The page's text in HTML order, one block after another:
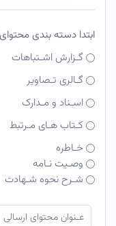
ابتدا دسته بندی
گـزارش اشـتباهات
گـالری تـصاویر
اسـناد و مـدارک
کـتاب هـای مـرتبط
خـاطره
وصـیت نـامه
شـرح نحوه شـهادت